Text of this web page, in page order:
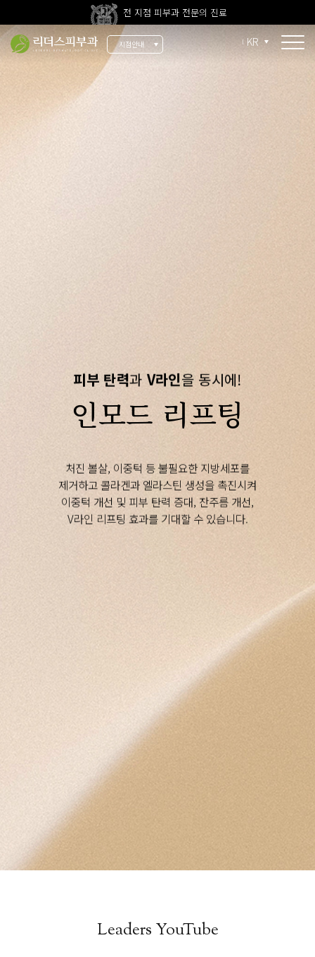
전 지점 피부과 전문의 진료
울쎄라피 프라임 신규 도입
지점안내 KR
리더스 히스토리
피부 탄력과 V라인을 동시에!
인모드 리프팅
처진 볼살, 이중턱 등 불필요한 지방세포를
제거하고 콜라겐과 엘라스틴 생성을 촉진시켜
이중턱 개선 및 피부 탄력 증대, 잔주름 개선,
V라인 리프팅 효과를 기대할 수 있습니다.
Leaders YouTube